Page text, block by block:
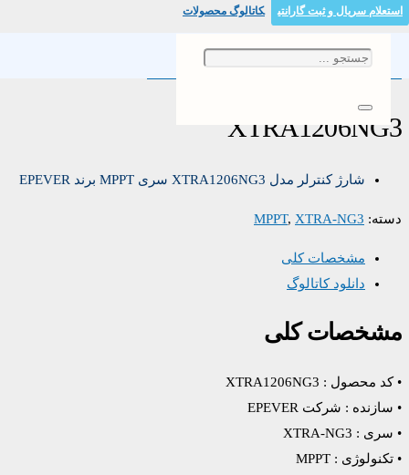
استعلام سریال و ثبت گارانتی کاتالوگ محصولات
XTRA1206NG3
شارژ کنترلر مدل XTRA1206NG3 سری MPPT برند EPEVER
دسته: MPPT, XTRA-NG3
مشخصات کلی
دانلود کاتالوگ
مشخصات کلی
• کد محصول : XTRA1206NG3
• سازنده : شرکت EPEVER
• سری : XTRA-NG3
• تکنولوژی : MPPT